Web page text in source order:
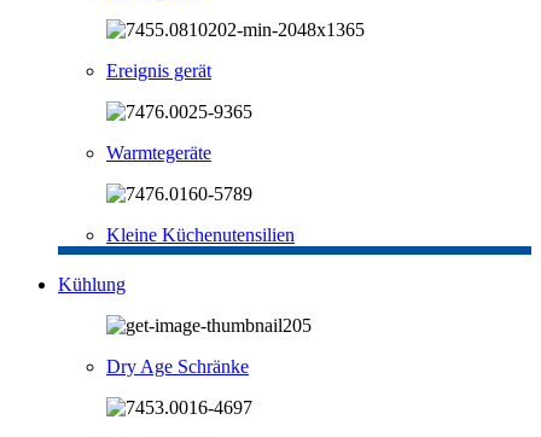
Ereignis gerät
Warmtegeräte
Kleine Küchenutensilien
Kühlung
Dry Age Schränke